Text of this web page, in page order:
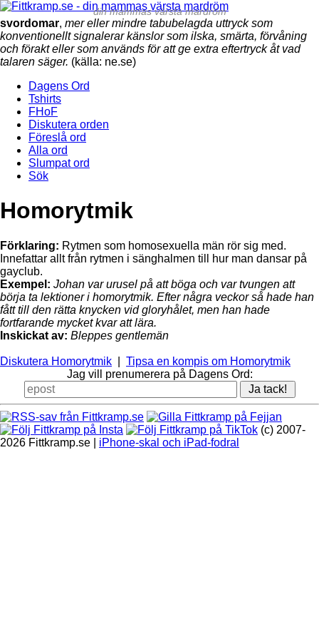
din mammas värsta mardröm
svordomar, mer eller mindre tabubelagda uttryck som
konventionellt signalerar känslor som ilska, smärta, förvåning
och förakt eller som används för att ge extra eftertryck åt vad
talaren säger. (källa: ne.se)
Dagens Ord
Tshirts
FHoF
Diskutera orden
Föreslå ord
Alla ord
Slumpat ord
Sök
Homorytmik
Förklaring: Rytmen som homosexuella män rör sig med.
Innefattar allt från rytmen i sänghalmen till hur man dansar på
gayclub.
Exempel: Johan var urusel på att böga och var tvungen att
börja ta lektioner i homorytmik. Efter några veckor så hade han
fått till den rätta knycken vid gloryhålet, men han hade
fortfarande mycket kvar att lära.
Inskickat av: Bleppes gentlemän
Diskutera Homorytmik
Tipsa en kompis om Homorytmik
Jag vill prenumerera på Dagens Ord:
(c) 2007-
2026 Fittkramp.se | iPhone-skal och iPad-fodral